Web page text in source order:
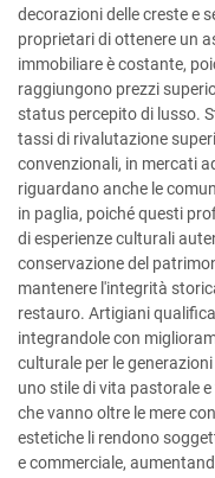
decorazioni delle creste e
proprietari di ottenere un
immobiliare è costante,
raggiungono prezzi
status percepito di lusso.
tassi di rivalutazione
convenzionali, in mercati
riguardano anche le
in paglia, poiché questi
di esperienze culturali
conservazione del
mantenere l'integrità
restauro. Artigiani
integrandole con
culturale per le
uno stile di vita pastorale
che vanno oltre le mere
estetiche li rendono
e commerciale,